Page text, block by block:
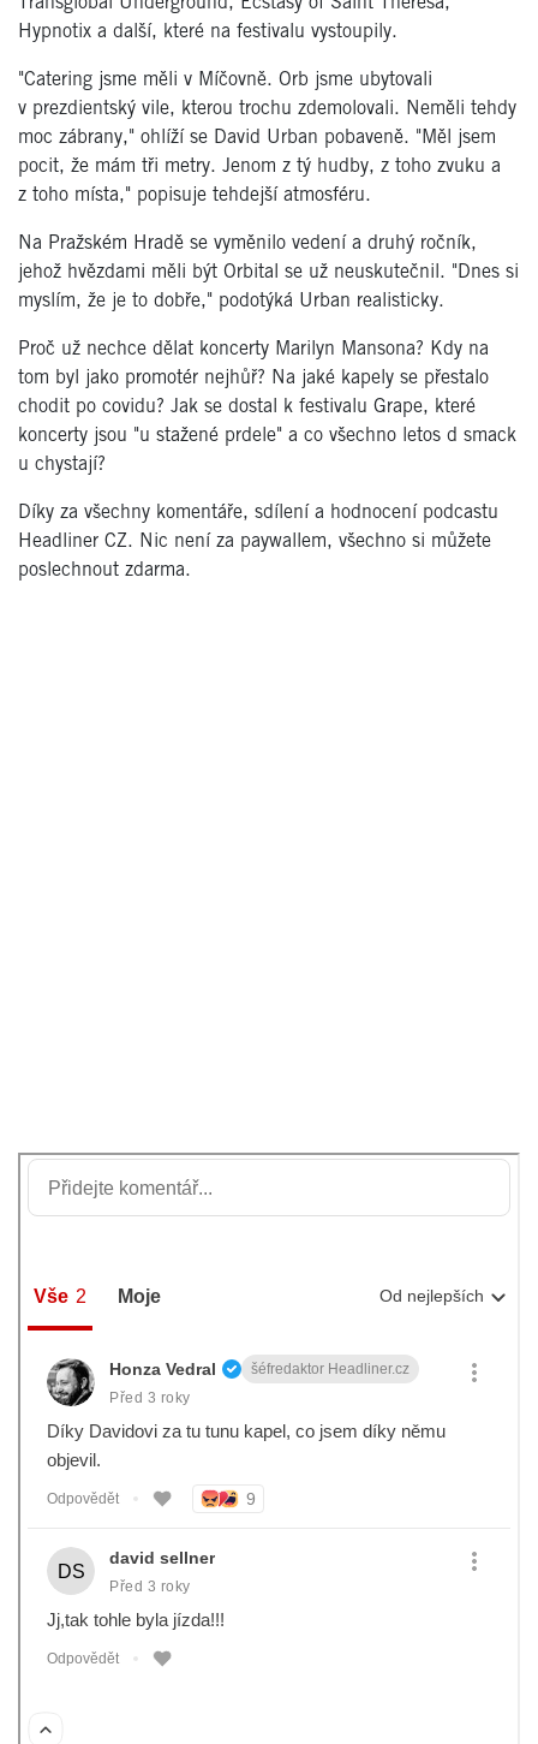
Hypnotix a další, které na festivalu vystoupily.
"Catering jsme měli v Míčovně. Orb jsme ubytovali
v prezdientský vile, kterou trochu zdemolovali. Neměli tehdy
moc zábrany," ohlíží se David Urban pobaveně. "Měl jsem
pocit, že mám tři metry. Jenom z tý hudby, z toho zvuku a
z toho místa," popisuje tehdejší atmosféru.
Na Pražském Hradě se vyměnilo vedení a druhý ročník,
jehož hvězdami měli být Orbital se už neuskutečnil. "Dnes si
myslím, že je to dobře," podotýká Urban realisticky.
Proč už nechce dělat koncerty Marilyn Mansona? Kdy na
tom byl jako promotér nejhůř? Na jaké kapely se přestalo
chodit po covidu? Jak se dostal k festivalu Grape, které
koncerty jsou "u stažené prdele" a co všechno letos d smack
u chystají?
Díky za všechny komentáře, sdílení a hodnocení podcastu
Headliner CZ. Nic není za paywallem, všechno si můžete
poslechnout zdarma.